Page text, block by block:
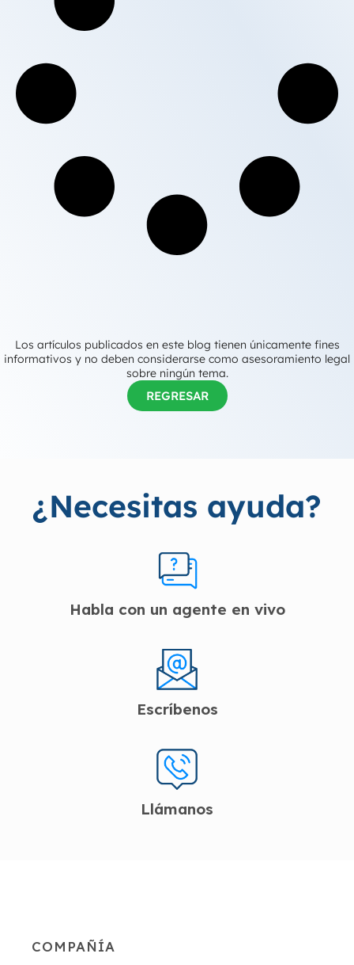
Los artículos publicados en este blog tienen únicamente fines
informativos y no deben considerarse como asesoramiento legal
sobre ningún tema.
REGRESAR
¿Necesitas ayuda?
Habla con un agente en vivo
Escríbenos
Llámanos
COMPAÑÍA